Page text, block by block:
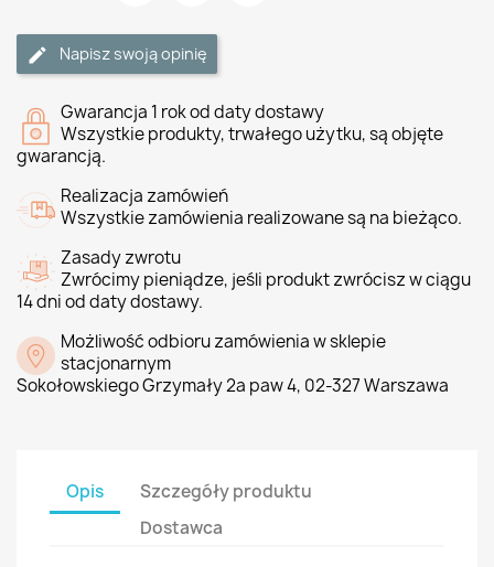
Napisz swoją opinię
Gwarancja 1 rok od daty dostawy
Wszystkie produkty, trwałego użytku, są objęte
gwarancją.
Realizacja zamówień
Wszystkie zamówienia realizowane są na bieżąco.
Zasady zwrotu
Zwrócimy pieniądze, jeśli produkt zwrócisz w ciągu
14 dni od daty dostawy.
Możliwość odbioru zamówienia w sklepie
stacjonarnym
Sokołowskiego Grzymały 2a paw 4, 02-327 Warszawa
Opis
Szczegóły produktu
Dostawca